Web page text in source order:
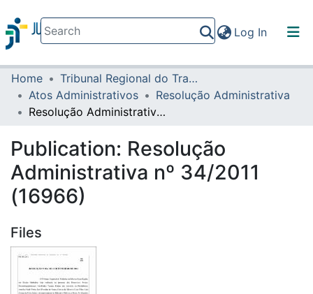
Log In(current)
Communities & Collections
All of DSpace
Home
Tribunal Regional do Trabalho da 16ª Região
Atos Administrativos
Resolução Administrativa
Resolução Administrativa nº 34/2011 (16966)
Publication: Resolução
Administrativa nº 34/2011
(16966)
Files